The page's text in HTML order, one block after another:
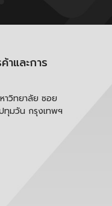
าและการ
วิทยาลัย ซอย
ทุมวัน กรุงเทพฯ